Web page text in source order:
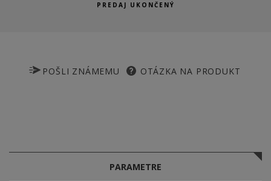
PREDAJ UKONČENÝ
POŠLI ZNÁMEMU OTÁZKA NA PRODUKT
PARAMETRE